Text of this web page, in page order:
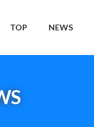
TOP NEWS